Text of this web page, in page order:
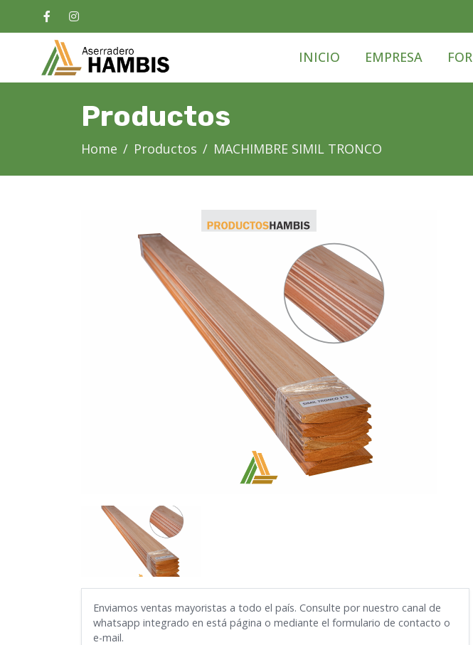
INICIO EMPRESA
Productos
Home Productos MACHIMBRE SIMIL TRONCO
Enviamos ventas mayoristas a todo el país. Consulte por nuestro canal de
whatsapp integrado en está página o mediante el formulario de contacto o
e-mail.